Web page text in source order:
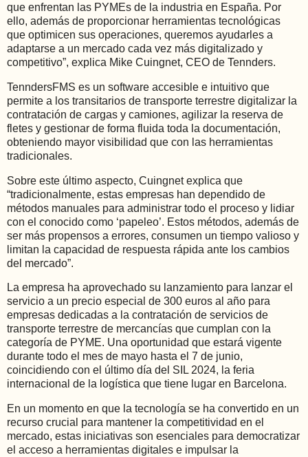
que enfrentan las PYMEs de la industria en España. Por
ello, además de proporcionar herramientas tecnológicas
que optimicen sus operaciones, queremos ayudarles a
adaptarse a un mercado cada vez más digitalizado y
competitivo”, explica Mike Cuingnet, CEO de Tennders.
TenndersFMS es un software accesible e intuitivo que
permite a los transitarios de transporte terrestre digitalizar la
contratación de cargas y camiones, agilizar la reserva de
fletes y gestionar de forma fluida toda la documentación,
obteniendo mayor visibilidad que con las herramientas
tradicionales.
Sobre este último aspecto, Cuingnet explica que
“tradicionalmente, estas empresas han dependido de
métodos manuales para administrar todo el proceso y lidiar
con el conocido como ‘papeleo’. Estos métodos, además de
ser más propensos a errores, consumen un tiempo valioso y
limitan la capacidad de respuesta rápida ante los cambios
del mercado”.
La empresa ha aprovechado su lanzamiento para lanzar el
servicio a un precio especial de 300 euros al año para
empresas dedicadas a la contratación de servicios de
transporte terrestre de mercancías que cumplan con la
categoría de PYME. Una oportunidad que estará vigente
durante todo el mes de mayo hasta el 7 de junio,
coincidiendo con el último día del SIL 2024, la feria
internacional de la logística que tiene lugar en Barcelona.
En un momento en que la tecnología se ha convertido en un
recurso crucial para mantener la competitividad en el
mercado, estas iniciativas son esenciales para democratizar
el acceso a herramientas digitales e impulsar la